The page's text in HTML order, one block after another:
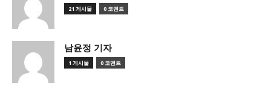
21 게시물 0 코멘트
남윤정 기자
1 게시물 0 코멘트